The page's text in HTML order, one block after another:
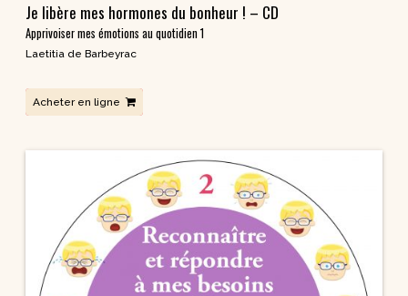
Je libère mes hormones du bonheur ! – CD
Apprivoiser mes émotions au quotidien 1
Laetitia de Barbeyrac
Acheter en ligne